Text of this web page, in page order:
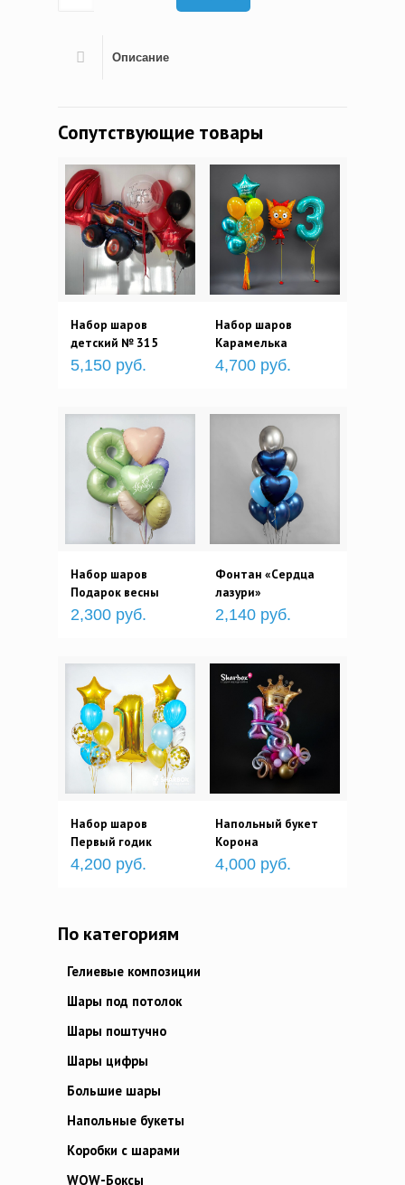
Описание
Сопутствующие товары
Набор шаров
детский № 315
5,150 руб.
Набор шаров
Карамелька
4,700 руб.
Набор шаров
Подарок весны
2,300 руб.
Фонтан «Сердца
лазури»
2,140 руб.
Набор шаров
Первый годик
4,200 руб.
Напольный букет
Корона
4,000 руб.
По категориям
Гелиевые композиции
Шары под потолок
Шары поштучно
Шары цифры
Большие шары
Напольные букеты
Коробки с шарами
WOW-Боксы